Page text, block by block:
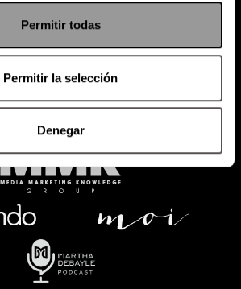
Permitir todas
Permitir la selección
Denegar
RADIO MARTHA EVENTOS
SACA TU ID